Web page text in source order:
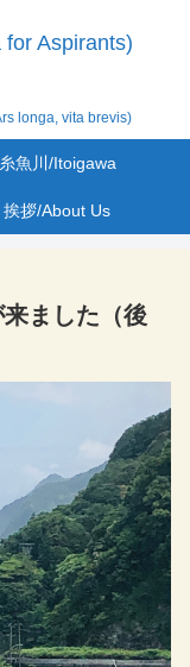
Aspirants)
longa, vita brevis)
糸魚川/Itoigawa
挨拶/About Us
ました（後